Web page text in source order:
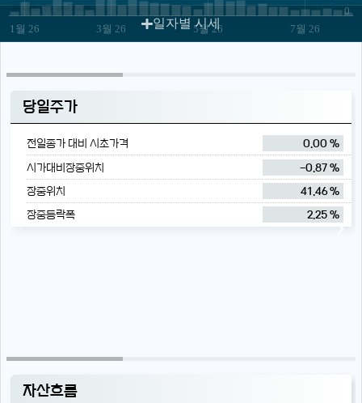
1월 26 3월 26 5월 26 7월 26
0
JS chart by amCharts
일자별 시세
당일주가
전일종가 대비 시초가격
0.00 %
시가대비장중위치
-0.87 %
장중위치
41.46 %
장중등락폭
2.25 %
자산흐름